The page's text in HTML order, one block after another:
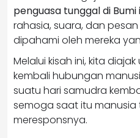
penguasa tunggal di Bumi
rahasia, suara, dan
dipahami oleh mereka
Melalui kisah ini, kita
kembali hubungan
suatu hari samudra
semoga saat itu manusia
meresponsnya.